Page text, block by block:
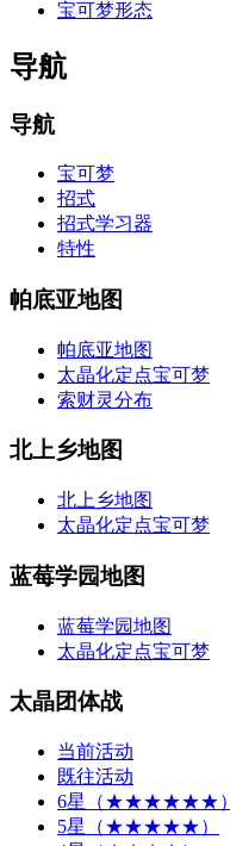
宝可梦形态
导航
导航
宝可梦
招式
招式学习器
特性
帕底亚地图
帕底亚地图
太晶化定点宝可梦
索财灵分布
北上乡地图
北上乡地图
太晶化定点宝可梦
蓝莓学园地图
蓝莓学园地图
太晶化定点宝可梦
太晶团体战
当前活动
既往活动
6星（★★★★★★）
5星（★★★★★）